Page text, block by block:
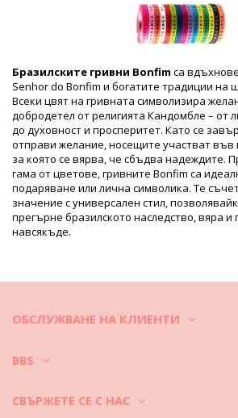
HS CODE: 5806.32.1070
EAN: Уникален размер (7899818109882)
Тегло: 10g / 0.02lb / 0.35oz
Ретуширани снимки
Инструкции за
Инструкции за грижа за: Bonfim
Rosa Choque
Свалете преди плуване и поставете в
След носене, избършете бижуто с влажен,
Съхранявайте го в специална кутия с
предпочитане подплатени.
Бразилските гривни Bonfim са
Senhor do Bonfim и богатите традиции на
Всеки цвят на гривната символизира
добродетел от религията Кандомбле – от
до духовност и просперитет. Като се
отправи желание, носещите участват във
за която се вярва, че сбъдва надеждите.
гама от цветове, гривните Bonfim са
подаряване или лична символика. Те
значение с универсален стил,
прегърне бразилското наследство, вяра и
навсякъде.
ОБСЛУЖВАНЕ НА КЛИЕНТИ
BBS
СВЪРЖЕТЕ СЕ С НАС